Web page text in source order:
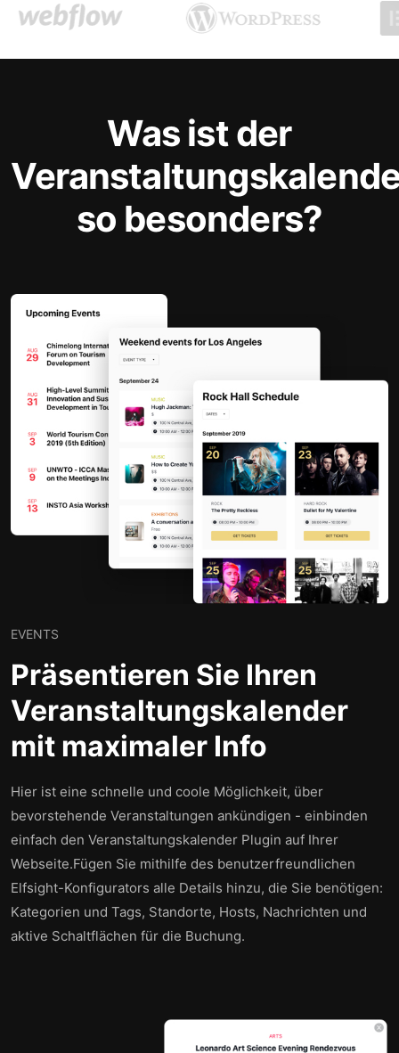
Was ist der
so besonders?
EVENTS
Präsentieren Sie Ihren
Veranstaltungskalender
mit maximaler Info
Hier ist eine schnelle und coole Möglichkeit, über
bevorstehende Veranstaltungen ankündigen - einbinden
einfach den Veranstaltungskalender Plugin auf Ihrer
Webseite.Fügen Sie mithilfe des benutzerfreundlichen
Elfsight-Konfigurators alle Details hinzu, die Sie benötigen:
Kategorien und Tags, Standorte, Hosts, Nachrichten und
aktive Schaltflächen für die Buchung.